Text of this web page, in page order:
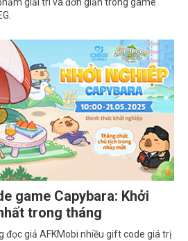
giải trí và đơn giản trong game
game Capybara: Khởi
trong tháng
đọc giả AFKMobi nhiều gift code giá trị